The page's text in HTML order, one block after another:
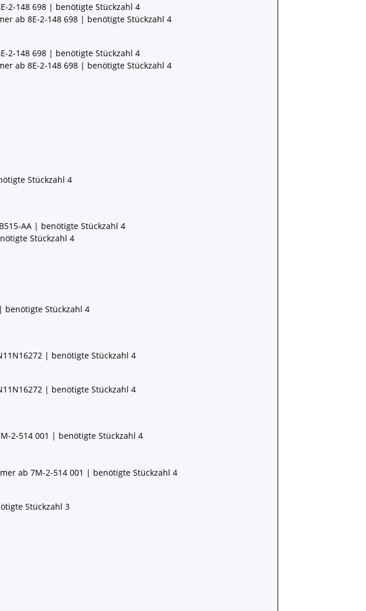
2-148 698 | benötigte Stückzahl 4
ab 8E-2-148 698 | benötigte Stückzahl 4
2-148 698 | benötigte Stückzahl 4
ab 8E-2-148 698 | benötigte Stückzahl 4
Stückzahl 4
AA | benötigte Stückzahl 4
Stückzahl 4
benötigte Stückzahl 4
| benötigte Stückzahl 4
| benötigte Stückzahl 4
2-514 001 | benötigte Stückzahl 4
ab 7M-2-514 001 | benötigte Stückzahl 4
Stückzahl 3